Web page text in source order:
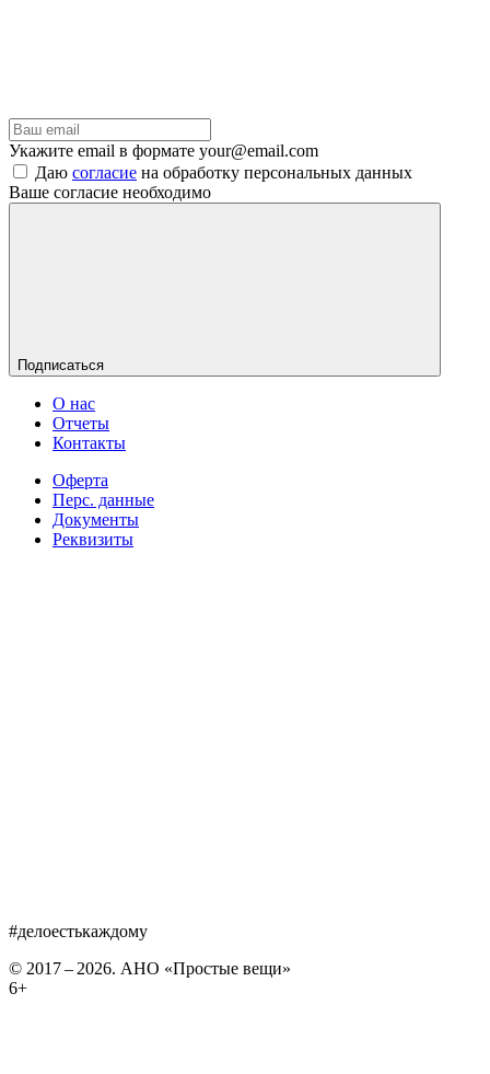
Укажите email в формате your@email.com
Даю согласие на обработку персональных данных
Ваше согласие необходимо
Подписаться
О нас
Отчеты
Контакты
Оферта
Перс. данные
Документы
Реквизиты
#делоестькаждому
© 2017 – 2026. АНО «Простые вещи»
6+